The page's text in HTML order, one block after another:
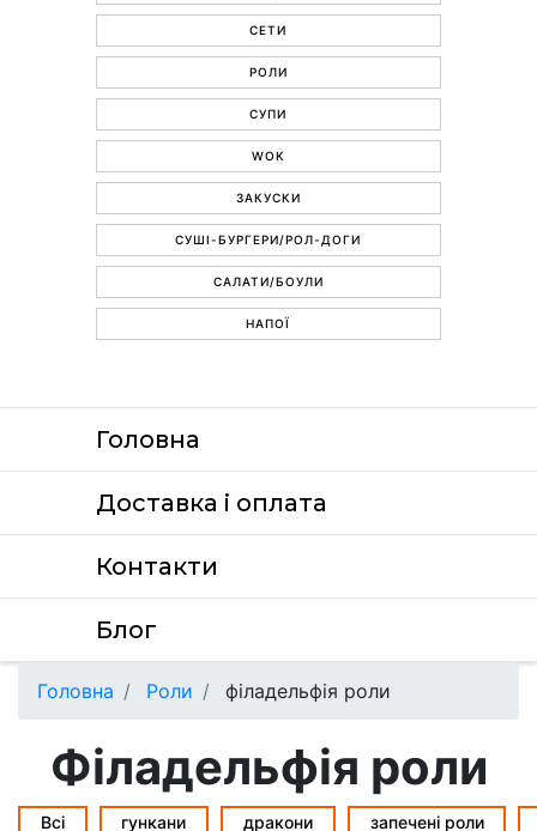
СЕТИ
РОЛИ
СУПИ
WOK
ЗАКУСКИ
СУШІ-БУРГЕРИ/РОЛ-ДОГИ
САЛАТИ/БОУЛИ
НАПОЇ
Головна
Доставка i оплата
Контакти
Блог
Головна Роли філадельфія роли
Філадельфія роли
Всі гункани дракони запечені роли